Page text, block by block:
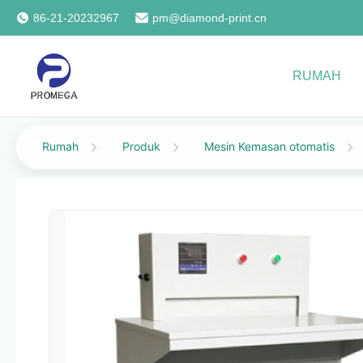
86-21-20232967 pm@diamond-print.cn
RUMAH
Rumah Produk Mesin Kemasan otomatis